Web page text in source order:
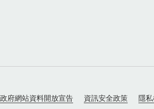
政府網站資料開放宣告 資訊安全政策 隱